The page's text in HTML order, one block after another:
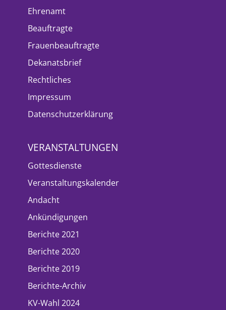
Ehrenamt
Beauftragte
Frauenbeauftragte
Dekanatsbrief
Rechtliches
Impressum
Datenschutzerklärung
VERANSTALTUNGEN
Gottesdienste
Veranstaltungskalender
Andacht
Ankündigungen
Berichte 2021
Berichte 2020
Berichte 2019
Berichte-Archiv
KV-Wahl 2024